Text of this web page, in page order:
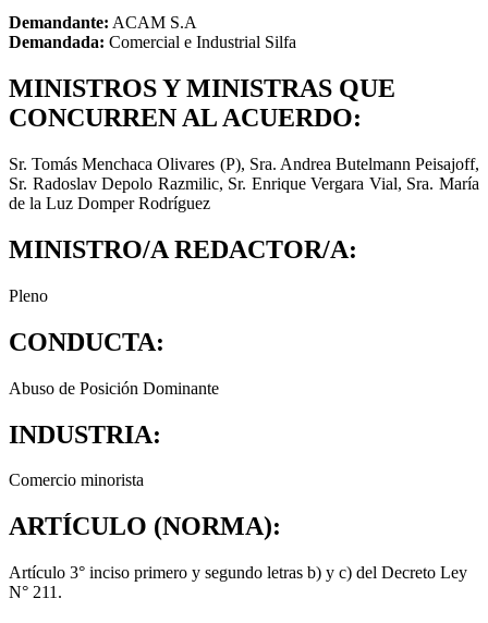
Demandante: ACAM S.A
Demandada: Comercial e Industrial Silfa
MINISTROS Y MINISTRAS QUE
CONCURREN AL ACUERDO:
Sr. Tomás Menchaca Olivares (P), Sra. Andrea Butelmann Peisajoff,
Sr. Radoslav Depolo Razmilic, Sr. Enrique Vergara Vial, Sra. María
de la Luz Domper Rodríguez
MINISTRO/A REDACTOR/A:
Pleno
CONDUCTA:
Abuso de Posición Dominante
INDUSTRIA:
Comercio minorista
ARTÍCULO (NORMA):
Artículo 3° inciso primero y segundo letras b) y c) del Decreto Ley
N° 211.